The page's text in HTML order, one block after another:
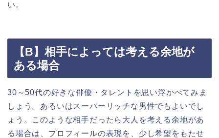
い。
【B】相手によっては考える余地が
ある場合
30～50代の好きな俳優・タレントを思い浮かべてみま
しょう。あるいはスーパーリッチな男性でもよいでし
ょう。このような相手だったら大人を考える余地があ
る場合は、プロフィールの表現を、少し希望をもたせ